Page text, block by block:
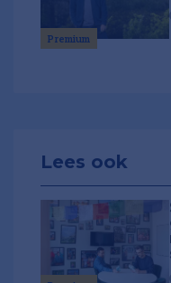
Premium
Lees ook